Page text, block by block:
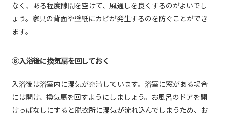
なく、ある程度隙間を空けて、風通しを良くするのがよいでし
ょう。家具の背面や壁紙にカビが発生するのを防ぐことができ
ます。
⑧入浴後に換気扇を回しておく
入浴後は浴室内に湿気が充満しています。浴室に窓がある場合
には開け、換気扇を回すようにしましょう。お風呂のドアを開
けっぱなしにすると脱衣所に湿気が流れ込んでしまうため、お